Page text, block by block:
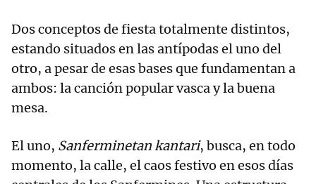
Dos conceptos de fiesta totalmente distintos,
estando situados en las antípodas el uno del
otro, a pesar de esas bases que fundamentan a
ambos: la canción popular vasca y la buena
mesa.
El uno, Sanferminetan kantari, busca, en todo
momento, la calle, el caos festivo en esos días